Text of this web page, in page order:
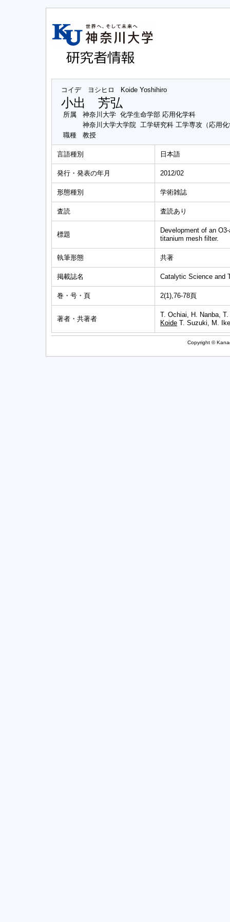
コイデ ヨシヒロ Koide Yoshihiro
小出 芳弘
所属
神奈川大学 化学生命学部 応用化学科
神奈川大学大学院 工学研究科 工学専攻（応用
職種
教授
言語種別 日本語
発行・発表の年月 2012/02
形態種別 学術雑誌
査読 査読あり
標題
Development of an
titanium mesh filter.
執筆形態 共著
掲載誌名 Catalytic Science and
巻・号・頁 2(1),76-78頁
著者・共著者
T. Ochiai, H. Nanba,
Koide T. Suzuki, M.
Copyright ©